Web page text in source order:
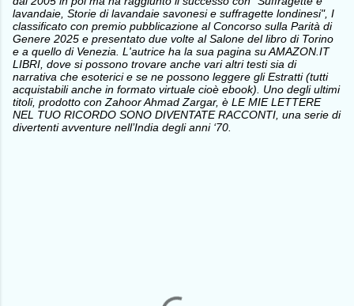
lavandaie, Storie di lavandaie savonesi e suffragette londinesi", I
classificato con premio pubblicazione al Concorso sulla Parità di
Genere 2025 e presentato due volte al Salone del libro di Torino
e a quello di Venezia. L'autrice ha la sua pagina su AMAZON.IT
LIBRI, dove si possono trovare anche vari altri testi sia di
narrativa che esoterici e se ne possono leggere gli Estratti (tutti
acquistabili anche in formato virtuale cioè ebook). Uno degli ultimi
titoli, prodotto con Zahoor Ahmad Zargar, è LE MIE LETTERE
NEL TUO RICORDO SONO DIVENTATE RACCONTI, una serie di
divertenti avventure nell’India degli anni ‘70.